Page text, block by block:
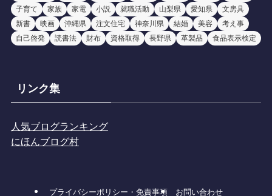
子育て
家族 家電 小説 就職活動 山梨県 愛知県
文房具
新書
映画 沖縄県 注文住宅 神奈川県 結婚 美容
考え事
自己啓発
読書法 財布 資格取得 長野県 革製品 食品表示検定
リンク集
人気ブログランキング
にほんブログ村
プライバシーポリシー・免責事項 お問い合わせ